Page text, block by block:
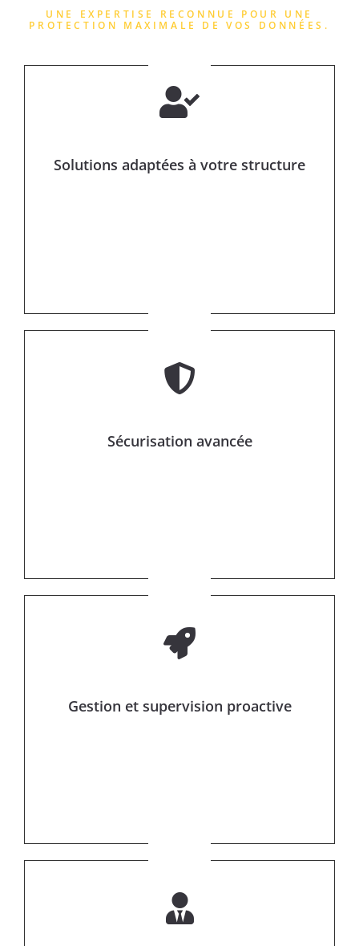
UNE EXPERTISE RECONNUE POUR UNE
PROTECTION MAXIMALE DE VOS DONNÉES.
Solutions adaptées à votre structure
Sécurisation avancée
Gestion et supervision proactive